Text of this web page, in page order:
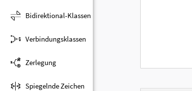
Bidirektional-Klassen
Verbindungsklassen
Zerlegung
Spiegelnde Zeichen